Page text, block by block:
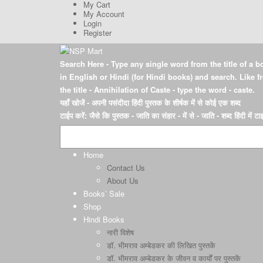
My Cart
My Account
Login
Register
Search Here - Type any single word from the title of a
in English or Hindi (for Hindi books) and search. Like
the title - Annihilation of Caste - type the word - caste.
यहाँ खोजें- अपनी पसंदीदा हिंदी पुस्तक के शीर्षक में से कोई एक शब्द
टाईप करें: जैसे कि पुस्तक - जाति का संहार - में से - जाति - शब्द हिंदी में
Home
Contact Us
About Us
Books’ Sale
Shop
Hindi Books
नारी विशेष
डॉ. भीमराव अम्बेडकर की लिखित पुस्तकें
डॉ. भीमराव अम्बेडकर के जीवन व कार्यों पर पुस्तकें